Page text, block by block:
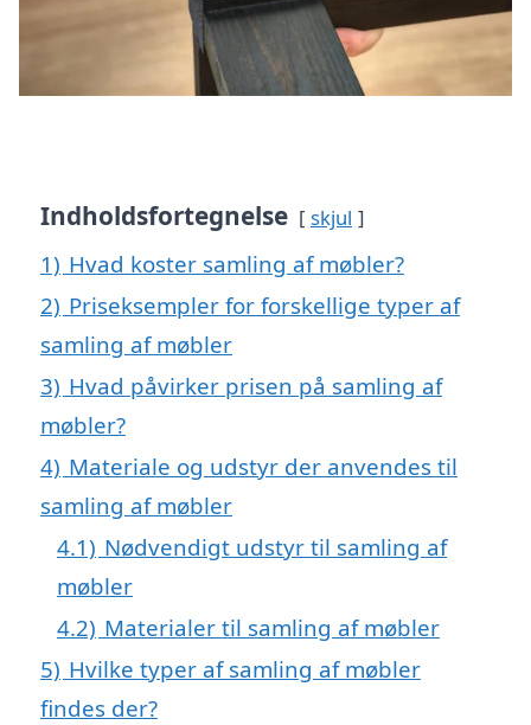
Indholdsfortegnelse skjul
1) Hvad koster samling af møbler?
2) Priseksempler for forskellige typer af
samling af møbler
3) Hvad påvirker prisen på samling af
møbler?
4) Materiale og udstyr der anvendes til
samling af møbler
4.1) Nødvendigt udstyr til samling af
møbler
4.2) Materialer til samling af møbler
5) Hvilke typer af samling af møbler
findes der?